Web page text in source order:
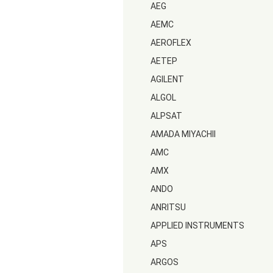
AEG
AEMC
AEROFLEX
AETEP
AGILENT
ALGOL
ALPSAT
AMADA MIYACHII
AMC
AMX
ANDO
ANRITSU
APPLIED INSTRUMENTS
APS
ARGOS